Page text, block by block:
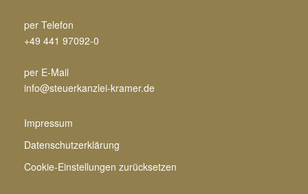
per Telefon
+49 441 97092-0
per E-Mail
info@steuerkanzlei-kramer.de
Impressum
Datenschutzerklärung
Cookie-Einstellungen zurücksetzen